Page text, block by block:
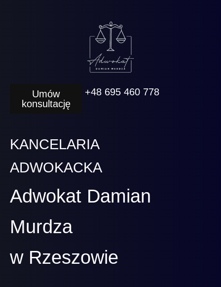
Umów
konsultację
+48 695 460 778
KANCELARIA
ADWOKACKA
Adwokat Damian
Murdza
w Rzeszowie